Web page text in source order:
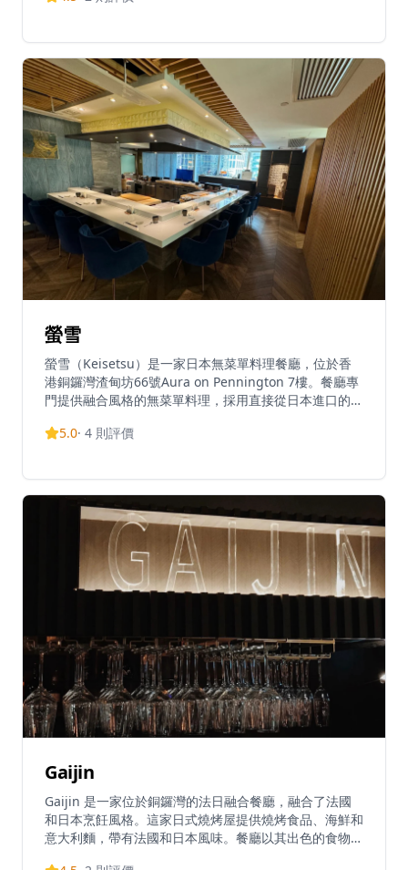
餐廳提供tapas de siempre（傳統小食），具有令人難
以置信的靈活性和多樣性。菜單包括午餐選項（週一至四
11:30-14:45，週五至六11:30-15:15）、下午茶餐單（每
日15:00-17:30）、晚餐服務、週日早午餐和兒童餐單。
被形容為舒適優雅、歷史風格的西班牙小酒館，Calle
Ocho專為所有人而設——獨自用餐者、情侶、家人和朋
友——無論是想吃點小食還是享用豐盛大餐。餐廳設有私
人用餐室和特別場合的特色菜單，秉持慷慨大方的理念，
以最簡單的方式呈現正宗西班牙風味。
螢雪
螢雪（Keisetsu）是一家日本無菜單料理餐廳，位於香
港銅鑼灣渣甸坊66號Aura on Pennington 7樓。餐廳專
門提供融合風格的無菜單料理，採用直接從日本進口的新
程。餐廳提供約19道菜的無菜單料理體驗，每位價格為
享受正宗的無菜單料理體驗。螢雪以物有所值的無菜單料
理、優質食材和合理價格而聞名，在香港競爭激烈的餐飲
市場中獲得認可。建議提前預約，可透過WhatsApp預
訂。餐廳在社交媒體上保持活躍，Instagram擁有超過
1,600名追隨者。
5.0· 4 則評價
Gaijin
Gaijin 是一家位於銅鑼灣的法日融合餐廳，融合了法國
和日本烹飪風格。這家日式燒烤屋提供燒烤食品、海鮮和
意大利麵，帶有法國和日本風味。餐廳以其出色的食物而